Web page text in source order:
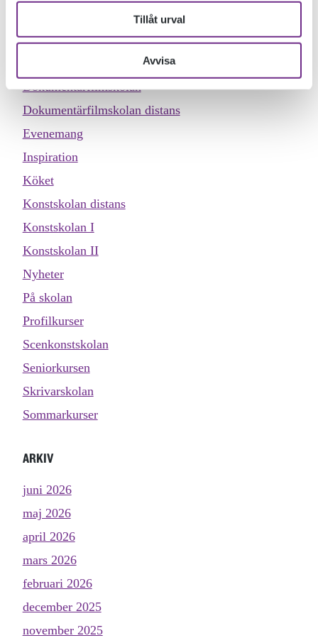
Tillåt urval
Avvisa
Allmän kurs
Dokumentärfilmskolan
Dokumentärfilmskolan distans
Evenemang
Inspiration
Köket
Konstskolan distans
Konstskolan I
Konstskolan II
Nyheter
På skolan
Profilkurser
Scenkonstskolan
Seniorkursen
Skrivarskolan
Sommarkurser
ARKIV
juni 2026
maj 2026
april 2026
mars 2026
februari 2026
december 2025
november 2025